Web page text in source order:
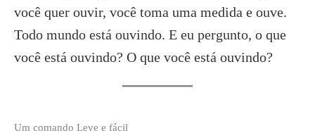
você quer ouvir, você toma uma medida e ouve.
Todo mundo está ouvindo. E eu pergunto, o que
você está ouvindo? O que você está ouvindo?
Um comando Leve e fácil